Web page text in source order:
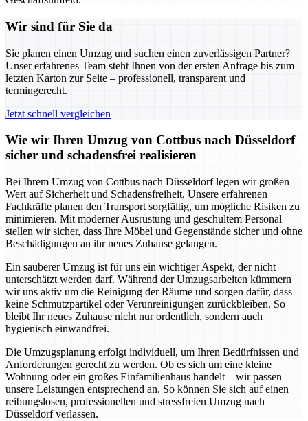
Wir sind für Sie da
Sie planen einen Umzug und suchen einen zuverlässigen Partner?
Unser erfahrenes Team steht Ihnen von der ersten Anfrage bis zum
letzten Karton zur Seite – professionell, transparent und
termingerecht.
Jetzt schnell vergleichen
Wie wir Ihren Umzug von Cottbus nach Düsseldorf
sicher und schadensfrei realisieren
Bei Ihrem Umzug von Cottbus nach Düsseldorf legen wir großen
Wert auf Sicherheit und Schadensfreiheit. Unsere erfahrenen
Fachkräfte planen den Transport sorgfältig, um mögliche Risiken zu
minimieren. Mit moderner Ausrüstung und geschultem Personal
stellen wir sicher, dass Ihre Möbel und Gegenstände sicher und ohne
Beschädigungen an ihr neues Zuhause gelangen.
Ein sauberer Umzug ist für uns ein wichtiger Aspekt, der nicht
unterschätzt werden darf. Während der Umzugsarbeiten kümmern
wir uns aktiv um die Reinigung der Räume und sorgen dafür, dass
keine Schmutzpartikel oder Verunreinigungen zurückbleiben. So
bleibt Ihr neues Zuhause nicht nur ordentlich, sondern auch
hygienisch einwandfrei.
Die Umzugsplanung erfolgt individuell, um Ihren Bedürfnissen und
Anforderungen gerecht zu werden. Ob es sich um eine kleine
Wohnung oder ein großes Einfamilienhaus handelt – wir passen
unsere Leistungen entsprechend an. So können Sie sich auf einen
reibungslosen, professionellen und stressfreien Umzug nach
Düsseldorf verlassen.